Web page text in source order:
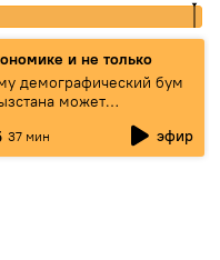
и не только
демографический бум
может
в проблему и как
37 мин эфир